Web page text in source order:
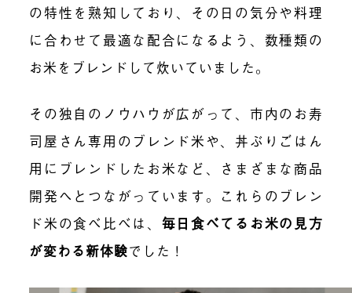
の特性を熟知しており、その日の気分や料理
に合わせて最適な配合になるよう、数種類の
お米をブレンドして炊いていました。
その独自のノウハウが広がって、市内のお寿
司屋さん専用のブレンド米や、丼ぶりごはん
用にブレンドしたお米など、さまざまな商品
開発へとつながっています。これらのブレン
ド米の食べ比べは、 毎日食べてるお米の見方
が変わる新体験でした！